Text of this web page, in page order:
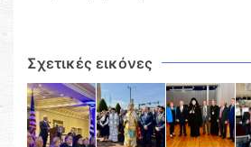
Σχετικές εικόνες